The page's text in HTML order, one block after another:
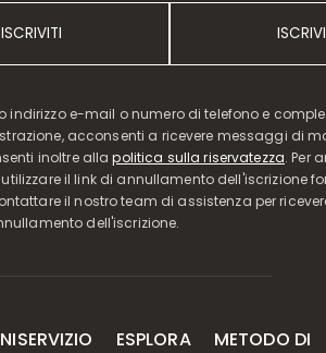
ISCRIVITI
indirizzo e-mail o numero di telefono e
acconsenti a ricevere messaggi di
inoltre allapolitica sulla riservatezza. Per
il link di annullamento dell'iscrizione
il nostro team di assistenza per
dell'iscrizione.
SERVIZIO
ESPLORA
METODO DI